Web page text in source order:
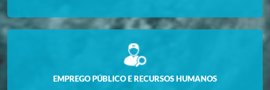
EMPREGO PÚBLICO E RECURSOS HUMANOS